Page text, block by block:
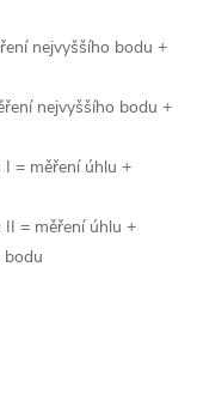
nejvyššího bodu +
nejvyššího bodu +
= měření úhlu +
= měření úhlu +
bodu